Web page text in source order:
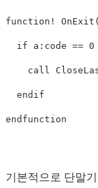
function ! OnExit (
if a:code == 0
call
endif
endfunction
기본적으로 단말